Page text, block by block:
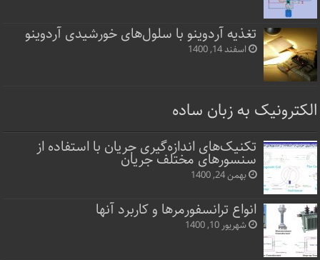
تغذیه آردوینو با سلول‌های خورشیدی آردوینو
اسفند 14, 1400
الکترونیک به زبان ساده
تکنیک‌های اندازه‌گیری جریان با استفاده از
سنسورهای مختلف جریان
بهمن 24, 1400
انواع ترانسفورمرها و کاربرد آنها
شهریور 10, 1400